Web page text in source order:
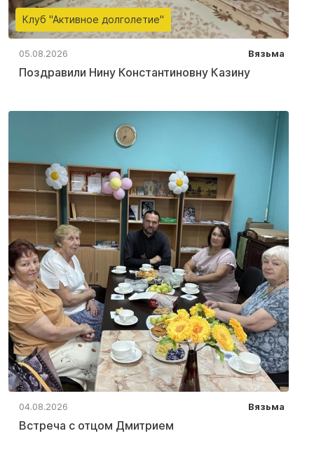
Клуб "Активное долголетие"
05.08.2026 Вязьма
Поздравили Нину Константиновну Казину
04.08.2026 Вязьма
Встреча с отцом Дмитрием